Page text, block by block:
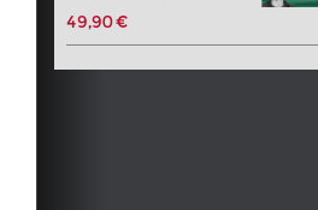
49,90 €